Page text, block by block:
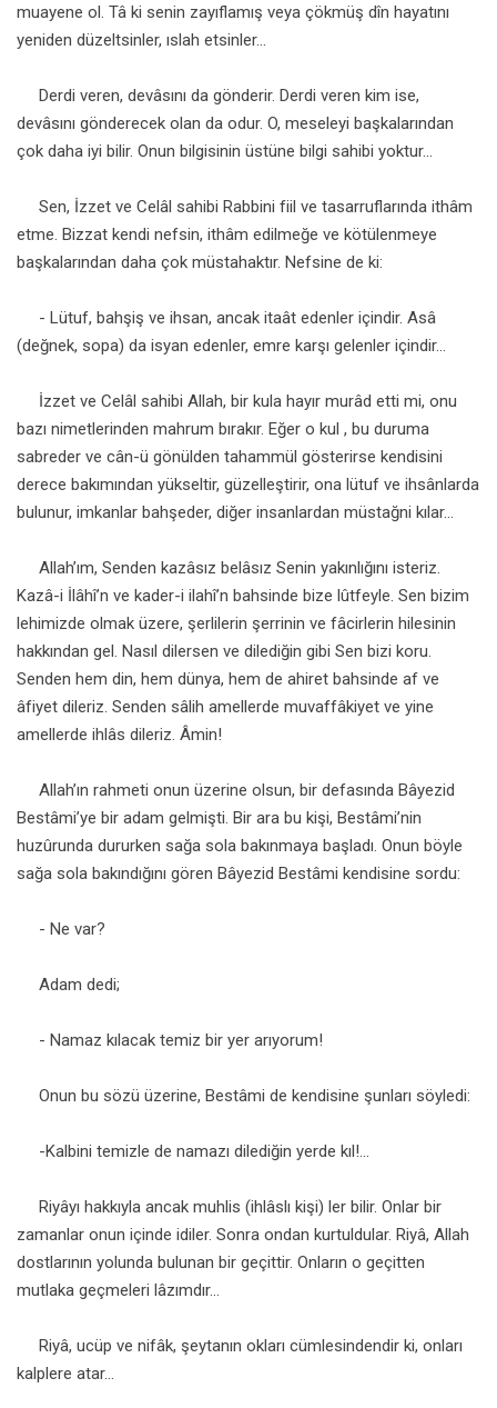
muayene ol. Tâ ki senin zayıflamış veya çökmüş dîn hayatını
yeniden düzeltsinler, ıslah etsinler...
Derdi veren, devâsını da gönderir. Derdi veren kim ise,
devâsını gönderecek olan da odur. O, meseleyi başkalarından
çok daha iyi bilir. Onun bilgisinin üstüne bilgi sahibi yoktur...
Sen, İzzet ve Celâl sahibi Rabbini fiil ve tasarruflarında ithâm
etme. Bizzat kendi nefsin, ithâm edilmeğe ve kötülenmeye
başkalarından daha çok müstahaktır. Nefsine de ki:
- Lütuf, bahşiş ve ihsan, ancak itaât edenler içindir. Asâ
(değnek, sopa) da isyan edenler, emre karşı gelenler içindir...
İzzet ve Celâl sahibi Allah, bir kula hayır murâd etti mi, onu
bazı nimetlerinden mahrum bırakır. Eğer o kul , bu duruma
sabreder ve cân-ü gönülden tahammül gösterirse kendisini
derece bakımından yükseltir, güzelleştirir, ona lütuf ve ihsânlarda
bulunur, imkanlar bahşeder, diğer insanlardan müstağni kılar...
Allah’ım, Senden kazâsız belâsız Senin yakınlığını isteriz.
Kazâ-i İlâhî’n ve kader-i ilahî’n bahsinde bize lûtfeyle. Sen bizim
lehimizde olmak üzere, şerlilerin şerrinin ve fâcirlerin hilesinin
hakkından gel. Nasıl dilersen ve dilediğin gibi Sen bizi koru.
Senden hem din, hem dünya, hem de ahiret bahsinde af ve
âfiyet dileriz. Senden sâlih amellerde muvaffâkiyet ve yine
amellerde ihlâs dileriz. Âmin!
Allah’ın rahmeti onun üzerine olsun, bir defasında Bâyezid
Bestâmi’ye bir adam gelmişti. Bir ara bu kişi, Bestâmi’nin
huzûrunda dururken sağa sola bakınmaya başladı. Onun böyle
sağa sola bakındığını gören Bâyezid Bestâmi kendisine sordu:
- Ne var?
Adam dedi;
- Namaz kılacak temiz bir yer arıyorum!
Onun bu sözü üzerine, Bestâmi de kendisine şunları söyledi:
-Kalbini temizle de namazı dilediğin yerde kıl!...
Riyâyı hakkıyla ancak muhlis (ihlâslı kişi) ler bilir. Onlar bir
zamanlar onun içinde idiler. Sonra ondan kurtuldular. Riyâ, Allah
dostlarının yolunda bulunan bir geçittir. Onların o geçitten
mutlaka geçmeleri lâzımdır...
Riyâ, ucüp ve nifâk, şeytanın okları cümlesindendir ki, onları
kalplere atar...